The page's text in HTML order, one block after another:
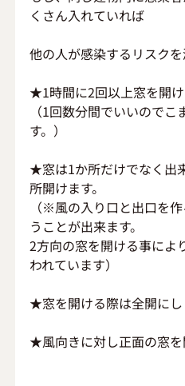
くさん入れていれば
他の人が感染するリスクを
★1時間に2回以上窓を開け
（1回数分間でいいので
す。）
★窓は1か所だけでなく出
所開けます。
（※風の入り口と出口を
うことが出来ます。
2方向の窓を開ける事によ
われています）
★窓を開ける際は全開にし
★風向きに対し正面の窓を